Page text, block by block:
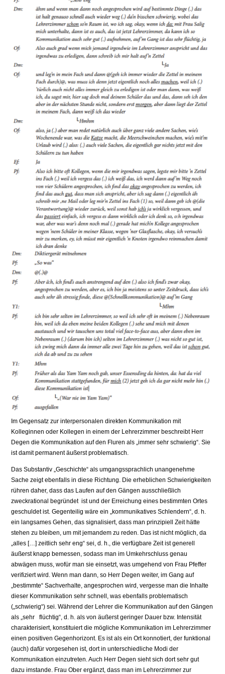
Im Gegensatz zur interpersonalen direkten Kommunikation mit
Kolleginnen oder Kollegen in einem der Lehrerzimmer beschreibt Herr
Degen die Kommunikation auf den Fluren als „immer sehr schwierig“. Sie
ist damit permanent äußerst problematisch.
Das Substantiv „Geschichte“ als umgangssprachlich unangenehme
Sache zeigt ebenfalls in diese Richtung. Die erheblichen Schwierigkeiten
rühren daher, dass das Laufen auf den Gängen ausschließlich
zweckrational begründet ist und der Erreichung eines bestimmten Ortes
geschuldet ist. Gegenteilig wäre ein „kommunikatives Schlendern“, d. h.
ein langsames Gehen, das signalisiert, dass man prinzipiell Zeit hätte
stehen zu bleiben, um mit jemandem zu reden. Das ist nicht möglich, da
„alles […] zeitlich sehr eng“ sei, d. h., die verfügbare Zeit ist generell
äußerst knapp bemessen, sodass man im Umkehrschluss genau
abwägen muss, wofür man sie einsetzt, was umgehend von Frau Pfeffer
verifiziert wird. Wenn man dann, so Herr Degen weiter, im Gang auf
„bestimmte“ Sachverhalte, angesprochen wird, vergesse man die Inhalte
dieser Kommunikation sehr schnell, was ebenfalls problematisch
(„schwierig“) sei. Während der Lehrer die Kommunikation auf den Gängen
als „sehr flüchtig“, d. h. als von äußerst geringer Dauer bzw. Intensität
charakterisiert, konstituiert die mögliche Kommunikation im Lehrerzimmer
einen positiven Gegenhorizont. Es ist als ein Ort konnotiert, der funktional
(auch) dafür vorgesehen ist, dort in unterschiedliche Modi der
Kommunikation einzutreten. Auch Herr Degen sieht sich dort sehr gut
dazu imstande. Frau Ober ergänzt, dass man im Lehrerzimmer zur